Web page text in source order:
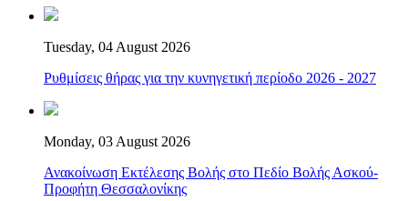
Tuesday, 04 August 2026
Ρυθμίσεις θήρας για την κυνηγετική περίοδο 2026 - 2027
Monday, 03 August 2026
Ανακοίνωση Εκτέλεσης Βολής στο Πεδίο Βολής Ασκού-
Προφήτη Θεσσαλονίκης